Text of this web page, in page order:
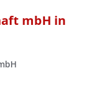
mbH in